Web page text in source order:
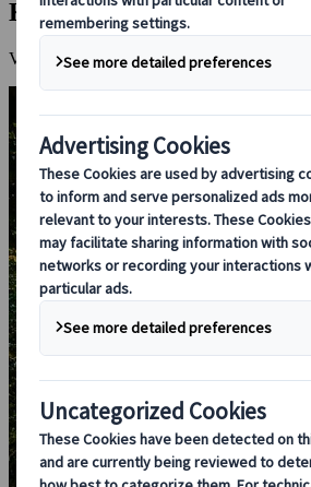
Kagoshima
Varmt klimat och vulkanisk aktivitet på